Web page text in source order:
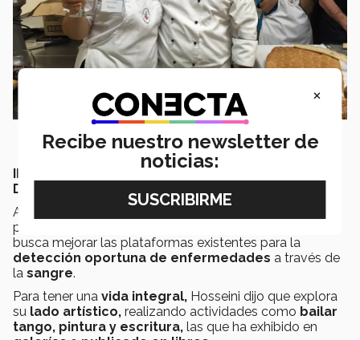
INVESTIGA LA SANGRE PARA MEJORAR
DIAGNÓSTICOS; PINTA, BAILA Y ESCRIBE
Aprovechando las bondades de la tecnología, la
profesora investigadora del Tec,
busca mejorar las plataformas existentes para la
detección oportuna de enfermedades a través de
la sangre.
Para tener una vida integral, Hosseini dijo que explora
su lado artístico, realizando actividades como bailar
tango, pintura y escritura, las que ha exhibido en
×
Recibe nuestro newsletter de
noticias: